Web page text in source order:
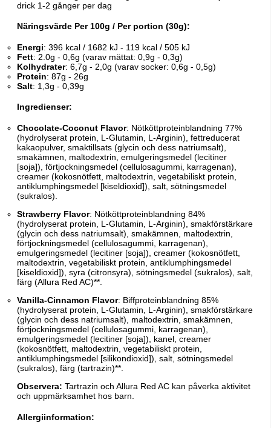
drick 1-2 gånger per dag
Näringsvärde Per 100g / Per portion (30g):
Energi: 396 kcal / 1682 kJ - 119 kcal / 505 kJ
Fett: 2.0g - 0,6g (varav mättat: 0,9g - 0,3g)
Kolhydrater: 6,7g - 2,0g (varav socker: 0,6g - 0,5g)
Protein: 87g - 26g
Salt: 1,3g - 0,39g
Ingredienser:
Chocolate-Coconut Flavor: Nötköttproteinblandning 77%
(hydrolyserat protein, L-Glutamin, L-Arginin), fettreducerat
kakaopulver, smaktillsats (glycin och dess natriumsalt),
smakämnen, maltodextrin, emulgeringsmedel (lecitiner
[soja]), förtjockningsmedel (cellulosagummi, karragenan),
creamer (kokosnötfett, maltodextrin, vegetabiliskt protein,
antiklumphingsmedel [kiseldioxid]), salt, sötningsmedel
(sukralos).
Strawberry Flavor: Nötköttproteinblandning 84%
(hydrolyserat protein, L-Glutamin, L-Arginin), smakförstärkare
(glycin och dess natriumsalt), smakämnen, maltodextrin,
förtjockningsmedel (cellulosagummi, karragenan),
emulgeringsmedel (lecitiner [soja]), creamer (kokosnötfett,
maltodextrin, vegetabiliskt protein, antiklumphingsmedel
[kiseldioxid]), syra (citronsyra), sötningsmedel (sukralos), salt,
färg (Allura Red AC)**.
Vanilla-Cinnamon Flavor: Biffproteinblandning 85%
(hydrolyserat protein, L-Glutamin, L-Arginin), smakförstärkare
(glycin och dess natriumsalt), maltodextrin, smakämnen,
förtjockningsmedel (cellulosagummi, karragenan),
emulgeringsmedel (lecitiner [soja]), kanel, creamer
(kokosnötfett, maltodextrin, vegetabiliskt protein,
antiklumphingsmedel [silikondioxid]), salt, sötningsmedel
(sukralos), färg (tartrazin)**.
Observera: Tartrazin och Allura Red AC kan påverka aktivitet
och uppmärksamhet hos barn.
Allergiinformation: